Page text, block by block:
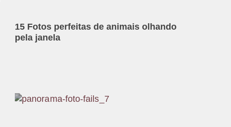
15 Fotos perfeitas de animais olhando
pela janela